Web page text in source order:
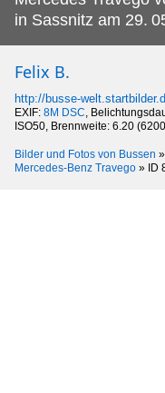
in Sassnitz am 29.
Felix B.
http://busse-
EXIF: 8M DSC,
ISO50, Brennweite: 6.20
Bilder und Fotos von Bussen »
Mercedes-Benz Travego » ID